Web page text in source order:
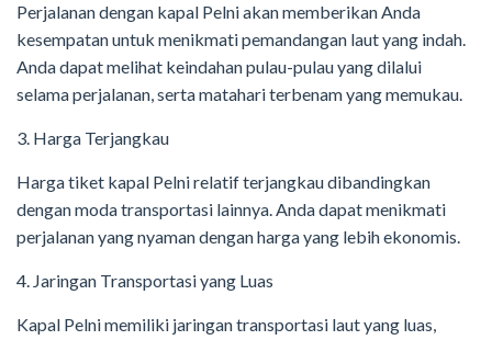
Perjalanan dengan kapal Pelni akan memberikan Anda
kesempatan untuk menikmati pemandangan laut yang indah.
Anda dapat melihat keindahan pulau-pulau yang dilalui
selama perjalanan, serta matahari terbenam yang memukau.
3. Harga Terjangkau
Harga tiket kapal Pelni relatif terjangkau dibandingkan
dengan moda transportasi lainnya. Anda dapat menikmati
perjalanan yang nyaman dengan harga yang lebih ekonomis.
4. Jaringan Transportasi yang Luas
Kapal Pelni memiliki jaringan transportasi laut yang luas,